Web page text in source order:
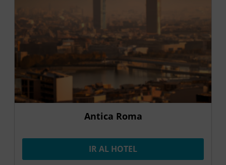
Antica Roma
IR AL HOTEL